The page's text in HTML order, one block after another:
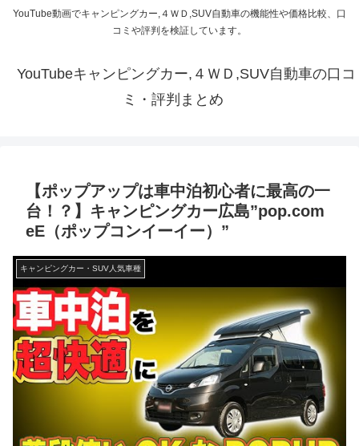
YouTube動画でキャンピングカー,４ＷＤ,SUV自動車の機能性や価格比較、口
コミや評判を検証しています。
YouTubeキャンピングカー,４ＷＤ,SUV自動車の口コ
ミ・評判まとめ
【ポップアップは車中泊初心者に最高の一
台！？】キャンピングカー広島”pop.com
eE（ポップコンイーイー）”
キャンピングカー・SUV人気車種